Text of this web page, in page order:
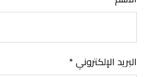
البريد الإلكتروني*